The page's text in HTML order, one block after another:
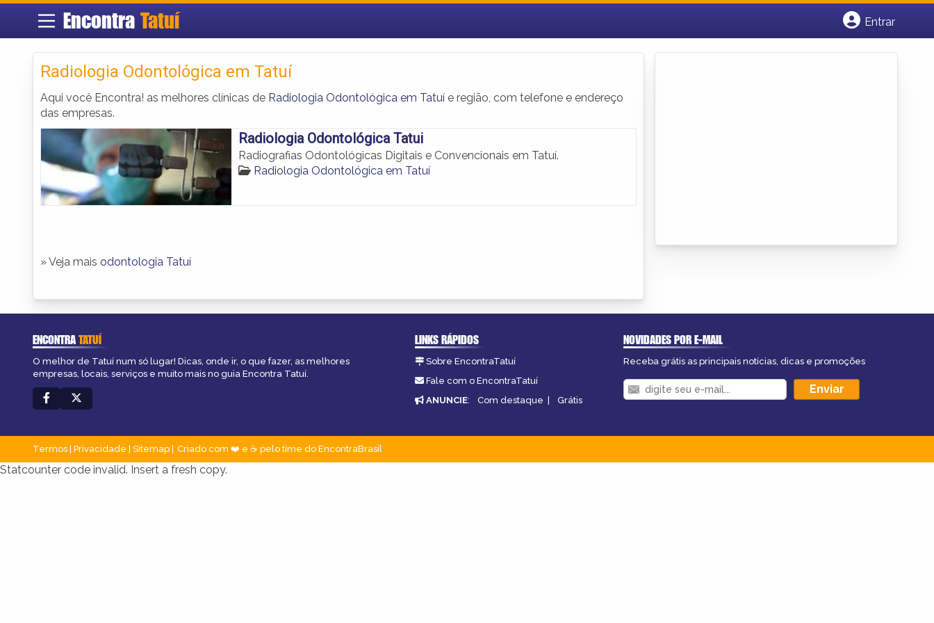
Encontra Tatuí
Entrar
Radiologia Odontológica em Tatuí
Aqui você Encontra! as melhores clínicas de Radiologia Odontológica em Tatuí e região, com telefone e endereço
das empresas.
Radiologia Odontológica Tatui
Radiografias Odontológicas Digitais e Convencionais em Tatuí.
Radiologia Odontológica em Tatuí
» Veja mais odontologia Tatuí
ENCONTRATATUÍ
O melhor de Tatuí num só lugar! Dicas, onde ir, o que fazer, as melhores
empresas, locais, serviços e muito mais no guia Encontra Tatuí.
LINKS RÁPIDOS
Sobre EncontraTatuí
Fale com o EncontraTatuí
ANUNCIE: Com destaque | Grátis
NOVIDADES POR E-MAIL
Receba grátis as principais notícias, dicas e promoções
Termos Privacidade Sitemap Criado com ❤️ e ☕ pelo time do EncontraBrasil
Statcounter code invalid. Insert a fresh copy.